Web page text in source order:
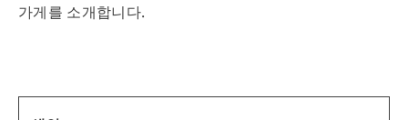
가게를 소개합니다.